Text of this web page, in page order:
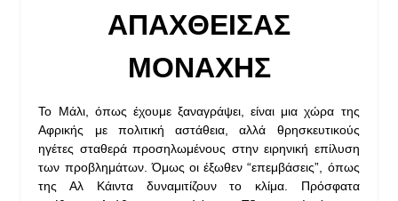
ΑΠΑΧΘΕΙΣΑΣ
ΜΟΝΑΧΗΣ
Το Μάλι, όπως έχουμε ξαναγράψει, είναι μια χώρα της
Αφρικής με πολιτική αστάθεια, αλλά θρησκευτικούς
ηγέτες σταθερά προσηλωμένους στην ειρηνική επίλυση
των προβλημάτων. Όμως οι έξωθεν “επεμβάσεις”, όπως
της Αλ Κάιντα δυναμιτίζουν το κλίμα. Πρόσφατα